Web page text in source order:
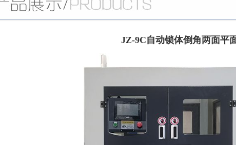
JZ-9C自动锁体倒角两面平